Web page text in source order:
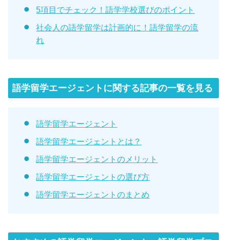
5項目でチェック！語学学校選びのポイント
社会人の語学留学は計画的に！語学留学の流
れ
語学留学エージェントに関する記事の一覧を見る
語学留学エージェント
語学留学エージェントとは？
語学留学エージェントのメリット
語学留学エージェントの選び方
語学留学エージェントのまとめ